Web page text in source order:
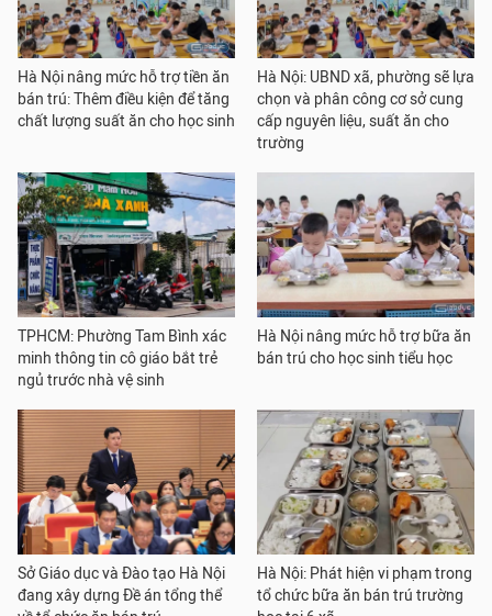
Hà Nội nâng mức hỗ trợ tiền ăn
bán trú: Thêm điều kiện để tăng
chất lượng suất ăn cho học sinh
Hà Nội: UBND xã, phường sẽ lựa
chọn và phân công cơ sở cung
cấp nguyên liệu, suất ăn cho
trường
TPHCM: Phường Tam Bình xác
minh thông tin cô giáo bắt trẻ
ngủ trước nhà vệ sinh
Hà Nội nâng mức hỗ trợ bữa ăn
bán trú cho học sinh tiểu học
Sở Giáo dục và Đào tạo Hà Nội
đang xây dựng Đề án tổng thể
Hà Nội: Phát hiện vi phạm trong
tổ chức bữa ăn bán trú trường